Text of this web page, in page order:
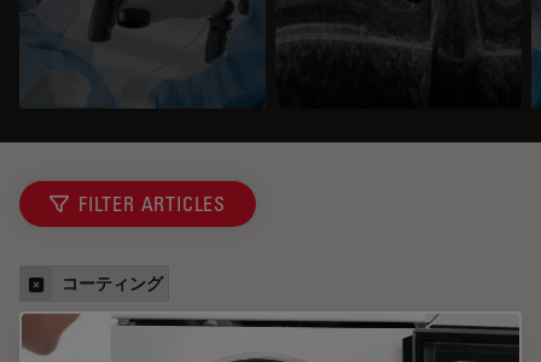
FILTER ARTICLES
コーティング